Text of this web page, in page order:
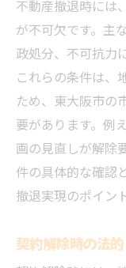
不動産撤退時には
が不可欠です。主
政処分、不可抗力
これらの条件は、
ため、東大阪市の
要があります。例
画の見直しが解除
件の具体的な確認
撤退実現のポイン
契約解除時の法